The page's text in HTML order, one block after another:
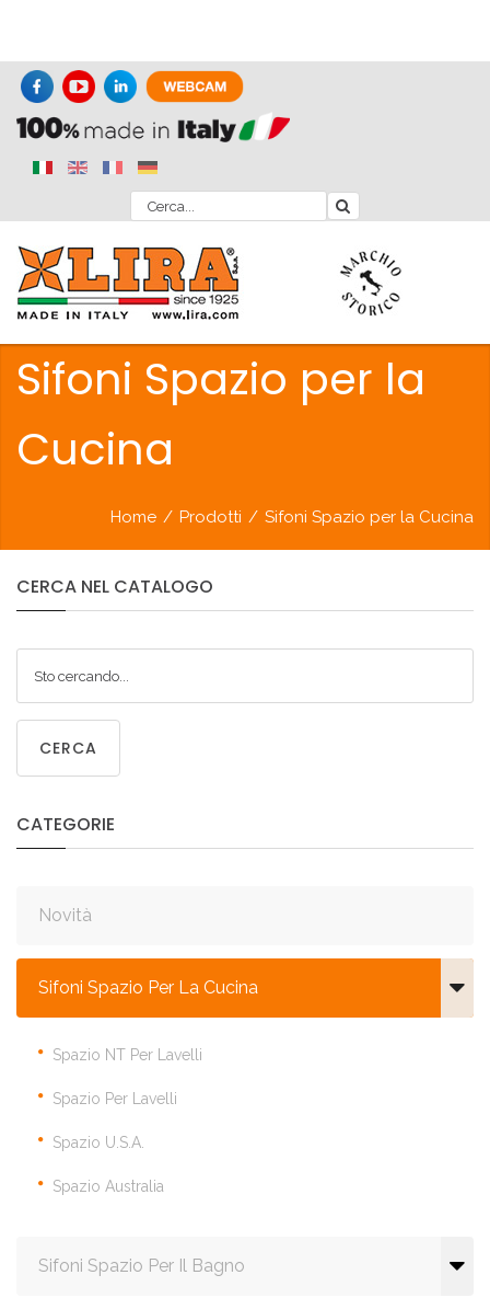
Sifoni Spazio per la
Cucina
Home / Prodotti / Sifoni Spazio per la Cucina
CERCA NEL CATALOGO
CERCA
CATEGORIE
Novità
Sifoni Spazio Per La Cucina
Spazio NT Per Lavelli
Spazio Per Lavelli
Spazio U.S.A.
Spazio Australia
Sifoni Spazio Per Il Bagno